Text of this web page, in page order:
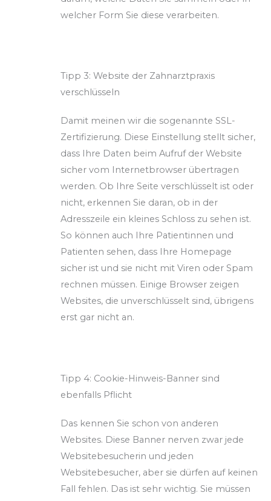
welcher Form Sie diese verarbeiten.
Tipp 3: Website der Zahnarztpraxis
verschlüsseln
Damit meinen wir die sogenannte SSL-
Zertifizierung. Diese Einstellung stellt sicher,
dass Ihre Daten beim Aufruf der Website
sicher vom Internetbrowser übertragen
werden. Ob Ihre Seite verschlüsselt ist oder
nicht, erkennen Sie daran, ob in der
Adresszeile ein kleines Schloss zu sehen ist.
So können auch Ihre Patientinnen und
Patienten sehen, dass Ihre Homepage
sicher ist und sie nicht mit Viren oder Spam
rechnen müssen. Einige Browser zeigen
Websites, die unverschlüsselt sind, übrigens
erst gar nicht an.
Tipp 4: Cookie-Hinweis-Banner sind
ebenfalls Pflicht
Das kennen Sie schon von anderen
Websites. Diese Banner nerven zwar jede
Websitebesucherin und jeden
Websitebesucher, aber sie dürfen auf keinen
Fall fehlen. Das ist sehr wichtig. Sie müssen